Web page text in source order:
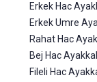
Erkek Hac
Erkek Umre
Rahat Hac
Bej Hac
Fileli Hac